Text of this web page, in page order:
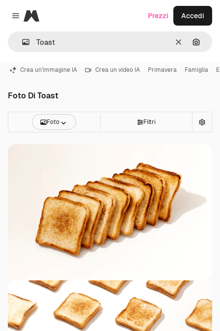
Close menu
Magnific
CancellaCerca
Prezzi Accedi
Crea un'immagine IA Crea un video IA Primavera Famiglia
Foto Di Toast
Foto Filtri